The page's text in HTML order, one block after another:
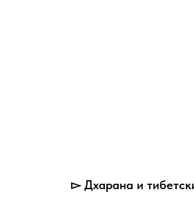
▻ Дхарана и